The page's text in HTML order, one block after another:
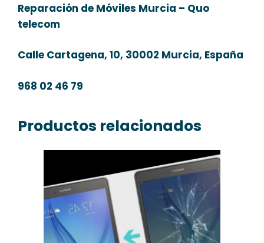
Reparación de Móviles Murcia – Quo
telecom
Calle Cartagena, 10, 30002 Murcia, España
968 02 46 79
Productos relacionados